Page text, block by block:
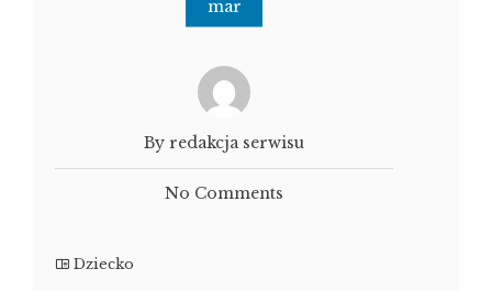
mar
By redakcja serwisu
No Comments
Dziecko